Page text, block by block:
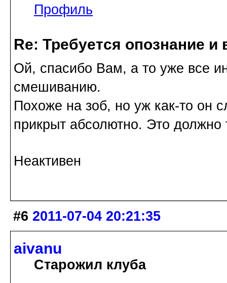
Профиль
Re: Требуется опознание
Ой, спасибо Вам, а то уже все
смешиванию.
Похоже на зоб, но уж как-то он
прикрыт абсолютно. Это должно
Неактивен
#6 2011-07-04 20:21:35
aivanu
Старожил клуба